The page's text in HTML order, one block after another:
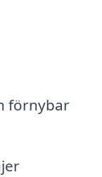
förnybar